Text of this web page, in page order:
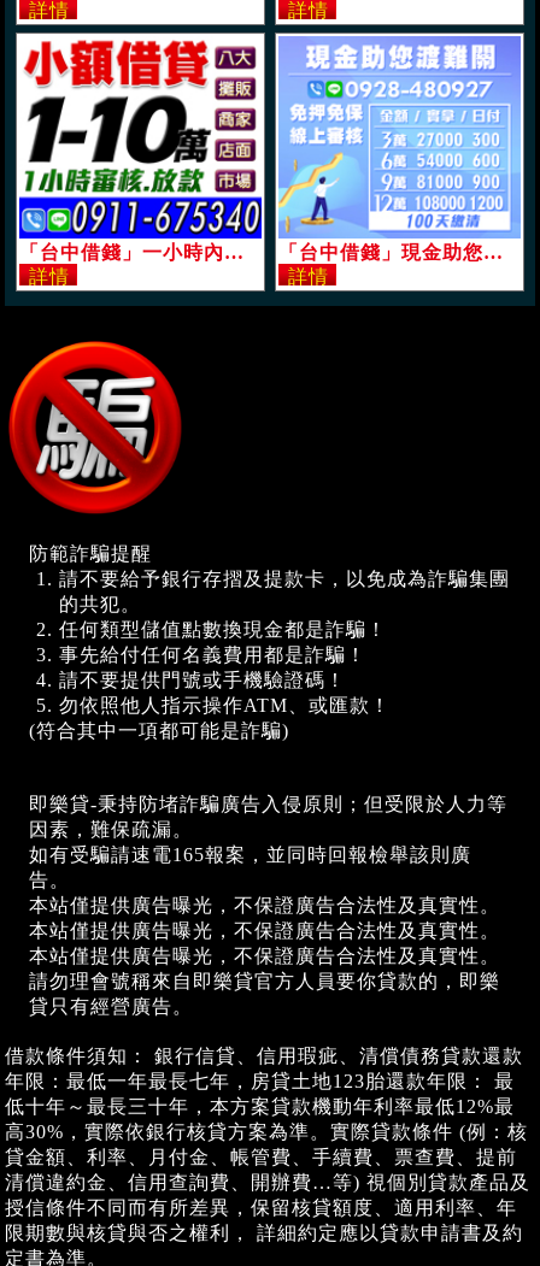
「台中借錢」一小時內審核放款，小額借貸，1-10萬，八大店面商家攤販市場「即樂貸」 「台中借錢」現金助您渡難關，免押免保線上審核，借12萬實拿108000日付1200起，3萬實拿27000日付300起「即樂貸」
防範詐騙提醒
請不要給予銀行存摺及提款卡，以免成為詐騙集團
的共犯。
任何類型儲值點數換現金都是詐騙！
事先給付任何名義費用都是詐騙！
請不要提供門號或手機驗證碼！
勿依照他人指示操作ATM、或匯款！
(符合其中一項都可能是詐騙)
即樂貸-秉持防堵詐騙廣告入侵原則；但受限於人力等
因素，難保疏漏。
如有受騙請速電165報案，並同時回報檢舉該則廣
告。
本站僅提供廣告曝光，不保證廣告合法性及真實性。
本站僅提供廣告曝光，不保證廣告合法性及真實性。
本站僅提供廣告曝光，不保證廣告合法性及真實性。
請勿理會號稱來自即樂貸官方人員要你貸款的，即樂
貸只有經營廣告。
借款條件須知： 銀行信貸、信用瑕疵、清償債務貸款還款
年限：最低一年最長七年，房貸土地123胎還款年限： 最
低十年～最長三十年，本方案貸款機動年利率最低12%最
高30%，實際依銀行核貸方案為準。實際貸款條件 (例：核
貸金額、利率、月付金、帳管費、手續費、票查費、提前
清償違約金、信用查詢費、開辦費…等) 視個別貸款產品及
授信條件不同而有所差異，保留核貸額度、適用利率、年
限期數與核貸與否之權利， 詳細約定應以貸款申請書及約
定書為準。